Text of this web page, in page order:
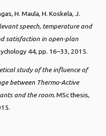
H. Maula, H. Koskela, J.
speech, temperature and
satisfaction in open-plan
44, pp. 16–33, 2015.
study of the influence of
between Thermo-Active
and the room.MSc thesis,